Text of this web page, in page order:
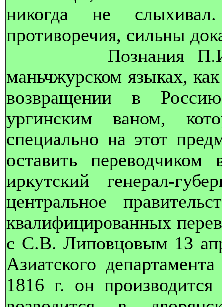
никогда не
противоречия, сильны
Познания П.И.
маньчжурском языках,
возвращении в
ургинским ваном,
специально на этот
оставить
иркутский генерал-
центральное
квалифицированных
с С.В. Липовцовым 13
Азиатского
1816 г. он